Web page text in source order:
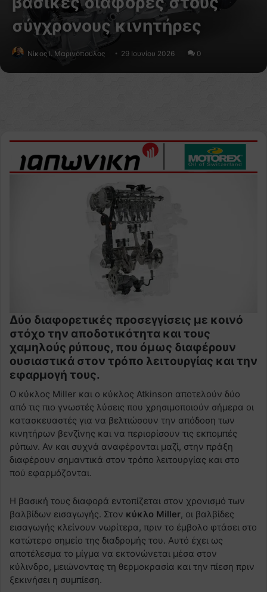
σύγχρονους κινητήρες
Nίκος Ι. Mαρινόπουλος 29 Ιουνίου 2026 0
Δύο διαφορετικές προσεγγίσεις με κοινό
στόχο την αποδοτικότητα και τους
χαμηλούς ρύπους, που όμως διαφέρουν
ουσιαστικά στον τρόπο λειτουργίας και την
εφαρμογή τους.
Ο κύκλος Miller και ο κύκλος Atkinson αποτελούν δύο
από τις πιο γνωστές λύσεις που χρησιμοποιούν σήμερα οι
κατασκευαστές για να βελτιώσουν την απόδοση των
κινητήρων βενζίνης και να περιορίσουν τις εκπομπές
ρύπων. Αν και συχνά αναφέρονται μαζί, στην πράξη
διαφέρουν σημαντικά στον τρόπο λειτουργίας και στο
πού εφαρμόζονται.
Η βασική τους διαφορά εντοπίζεται στον χρονισμό των
βαλβίδων εισαγωγής. Στον κύκλο Miller, οι βαλβίδες
εισαγωγής κλείνουν νωρίτερα, πριν το έμβολο φτάσει στο
κατώτερο σημείο της διαδρομής του. Αυτό έχει ως
αποτέλεσμα το μίγμα να εκτονώνεται μέσα στον
κύλινδρο, μειώνοντας τη θερμοκρασία και την πίεση πριν
ξεκινήσει η συμπίεση.